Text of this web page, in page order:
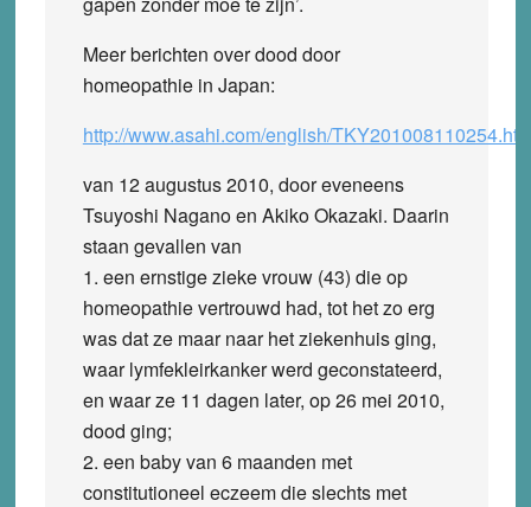
Meer berichten over dood door
homeopathie in Japan:
http://www.asahi.com/english/
van 12 augustus 2010, door eveneens
Tsuyoshi Nagano en Akiko Okazaki. Daarin
staan gevallen van
1. een ernstige zieke vrouw (43) die op
homeopathie vertrouwd had, tot het zo erg
was dat ze maar naar het ziekenhuis ging,
waar lymfekleirkanker werd geconstateerd,
en waar ze 11 dagen later, op 26 mei 2010,
dood ging;
2. een baby van 6 maanden met
constitutioneel eczeem die slechts met